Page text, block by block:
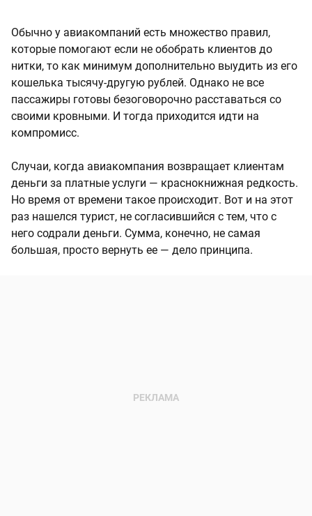
Обычно у авиакомпаний есть множество правил,
которые помогают если не обобрать клиентов до
нитки, то как минимум дополнительно выудить из его
кошелька тысячу-другую рублей. Однако не все
пассажиры готовы безоговорочно расставаться со
своими кровными. И тогда приходится идти на
компромисс.
Случаи, когда авиакомпания возвращает клиентам
деньги за платные услуги — краснокнижная редкость.
Но время от времени такое происходит. Вот и на этот
раз нашелся турист, не согласившийся с тем, что с
него содрали деньги. Сумма, конечно, не самая
большая, просто вернуть ее — дело принципа.